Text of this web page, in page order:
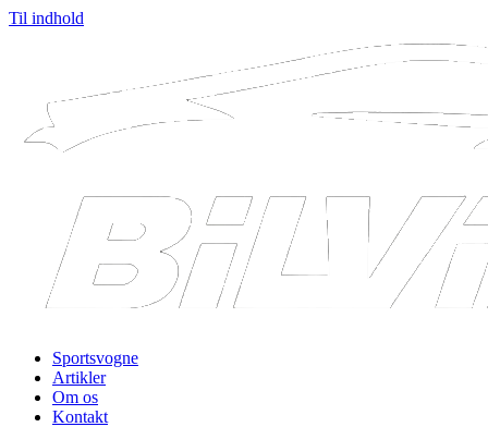
Til indhold
Sportsvogne
Artikler
Om os
Kontakt